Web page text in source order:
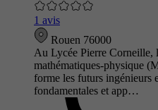
1 avis
Rouen 76000
Au Lycée Pierre Corneille,
mathématiques-physique
forme les futurs ingénieurs
fondamentales et app…